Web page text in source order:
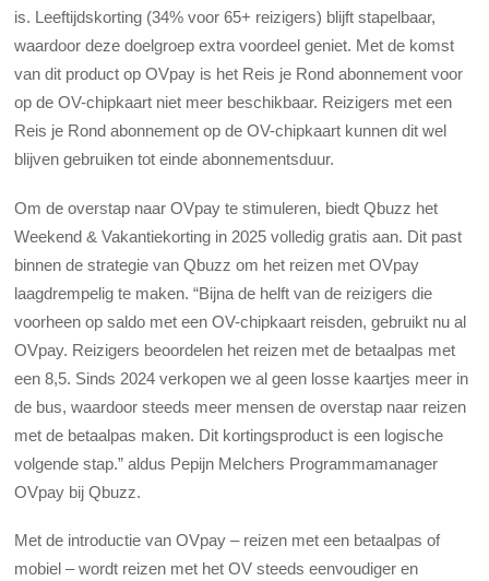
is. Leeftijdskorting (34% voor 65+ reizigers) blijft stapelbaar,
waardoor deze doelgroep extra voordeel geniet. Met de komst
van dit product op OVpay is het Reis je Rond abonnement voor
op de OV-chipkaart niet meer beschikbaar. Reizigers met een
Reis je Rond abonnement op de OV-chipkaart kunnen dit wel
blijven gebruiken tot einde abonnementsduur.
Om de overstap naar OVpay te stimuleren, biedt Qbuzz het
Weekend & Vakantiekorting in 2025 volledig gratis aan. Dit past
binnen de strategie van Qbuzz om het reizen met OVpay
laagdrempelig te maken. “Bijna de helft van de reizigers die
voorheen op saldo met een OV-chipkaart reisden, gebruikt nu al
OVpay. Reizigers beoordelen het reizen met de betaalpas met
een 8,5. Sinds 2024 verkopen we al geen losse kaartjes meer in
de bus, waardoor steeds meer mensen de overstap naar reizen
met de betaalpas maken. Dit kortingsproduct is een logische
volgende stap.” aldus Pepijn Melchers Programmamanager
OVpay bij Qbuzz.
Met de introductie van OVpay – reizen met een betaalpas of
mobiel – wordt reizen met het OV steeds eenvoudiger en